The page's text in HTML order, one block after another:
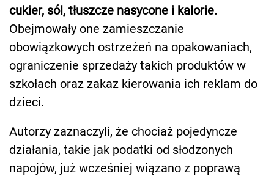
cukier, sól, tłuszcze nasycone i kalorie.
Obejmowały one zamieszczanie
obowiązkowych ostrzeżeń na opakowaniach,
ograniczenie sprzedaży takich produktów w
szkołach oraz zakaz kierowania ich reklam do
dzieci.
Autorzy zaznaczyli, że chociaż pojedyncze
działania, takie jak podatki od słodzonych
napojów, już wcześniej wiązano z poprawą